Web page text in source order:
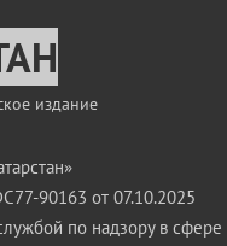
издание
90163 от 07.10.2025
по надзору в сфере